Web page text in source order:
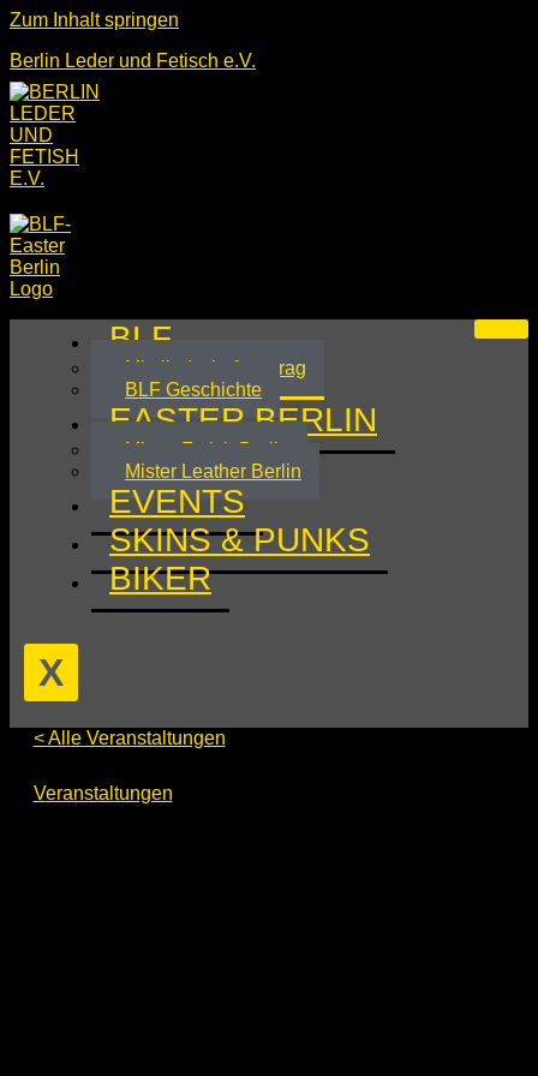
Zum Inhalt springen
Berlin Leder und Fetisch e.V.
BLF
Mitgliedschaftsantrag
BLF Geschichte
EASTER BERLIN
Mister Fetish Berlin
Mister Leather Berlin
EVENTS
SKINS & PUNKS
BIKER
X
< Alle Veranstaltungen
Veranstaltungen